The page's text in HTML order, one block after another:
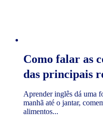
Como falar as
das principais
Aprender inglês dá uma
manhã até o jantar,
alimentos...